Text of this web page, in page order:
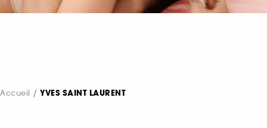
Accueil YVES SAINT LAURENT